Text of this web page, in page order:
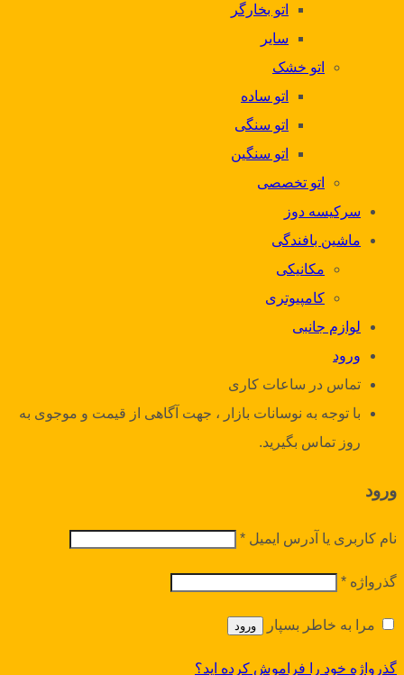
اتو بخارگر
سایر
اتو خشک
اتو ساده
اتو سنگی
اتو سنگین
اتو تخصصی
سرکیسه دوز
ماشین بافندگی
مکانیکی
کامپیوتری
لوازم جانبی
ورود
تماس در ساعات کاری
با توجه به نوسانات بازار ، جهت آگاهی از قیمت و موجوی به
روز تماس بگیرید.
ورود
نام کاربری یا آدرس ایمیل *
گذرواژه *
مرا به خاطر بسپار ورود
گذرواژه خود را فراموش کرده اید؟